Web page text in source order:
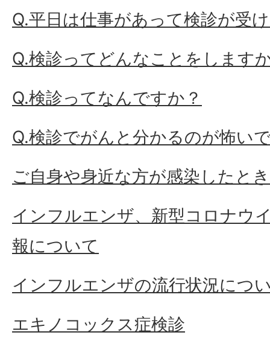
Q.平日は仕事があって検診が受
Q.検診ってどんなことをします
Q.検診ってなんですか？
Q.検診でがんと分かるのが怖い
ご自身や身近な方が感染したと
インフルエンザ、新型コロナウ
報について
インフルエンザの流行状況につ
エキノコックス症検診